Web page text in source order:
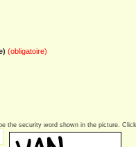
(obligatoire)
the security word shown in the picture.